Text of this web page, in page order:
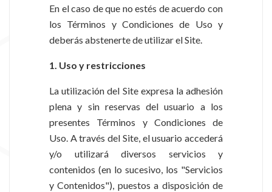
En el caso de que no estés de acuerdo con
los Términos y Condiciones de Uso y
deberás abstenerte de utilizar el Site.
1. Uso y restricciones
La utilización del Site expresa la adhesión
plena y sin reservas del usuario a los
presentes Términos y Condiciones de
Uso. A través del Site, el usuario accederá
y/o utilizará diversos servicios y
contenidos (en lo sucesivo, los "Servicios
y Contenidos"), puestos a disposición de